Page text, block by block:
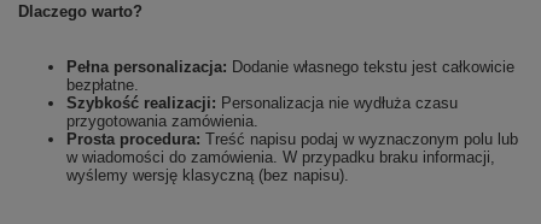
Dlaczego warto?
Pełna personalizacja: Dodanie własnego tekstu jest całkowicie
bezpłatne.
Szybkość realizacji: Personalizacja nie wydłuża czasu
przygotowania zamówienia.
Prosta procedura: Treść napisu podaj w wyznaczonym polu lub
w wiadomości do zamówienia. W przypadku braku informacji,
wyślemy wersję klasyczną (bez napisu).